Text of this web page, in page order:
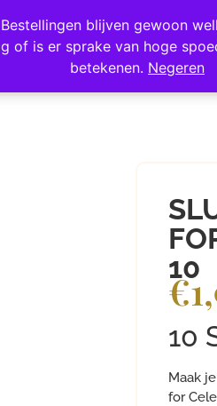
blijven gewoon
of is er sprake van hoge
betekenen. Negeren
ZERO WASTE SALE
10
€
10
Maak
for